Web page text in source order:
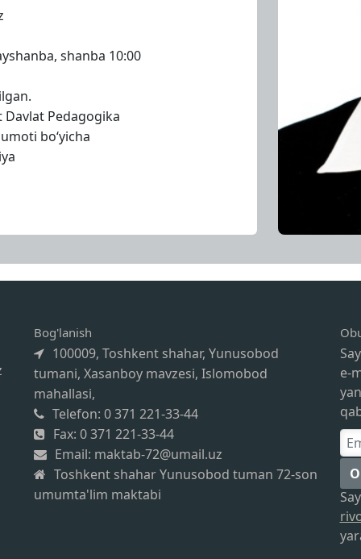
shanba 10:00
Davlat Pedagogika
bo‘yicha
Bog'lanish
100009, Toshkent shahar, Yunusobod
tumani, Xasanboy mavzesi, Islomobod
mahallasi,
Telefon: 0 371 221-33-44
Fax: 0 371 221-33-44
Email: maktab-72@umail.uz
Toshkent shahar Yunusobod tuman 72-son
umumta'lim maktabi
e-